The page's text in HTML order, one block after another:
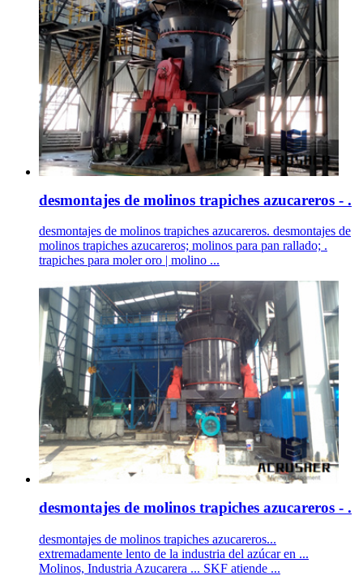
desmontajes de molinos trapiches azucareros - .
desmontajes de molinos trapiches azucareros. desmontajes de
molinos trapiches azucareros; molinos para pan rallado; .
trapiches para moler oro | molino ...
desmontajes de molinos trapiches azucareros - .
desmontajes de molinos trapiches azucareros...
extremadamente lento de la industria del azúcar en ...
Molinos, Industria Azucarera ... SKF atiende ...